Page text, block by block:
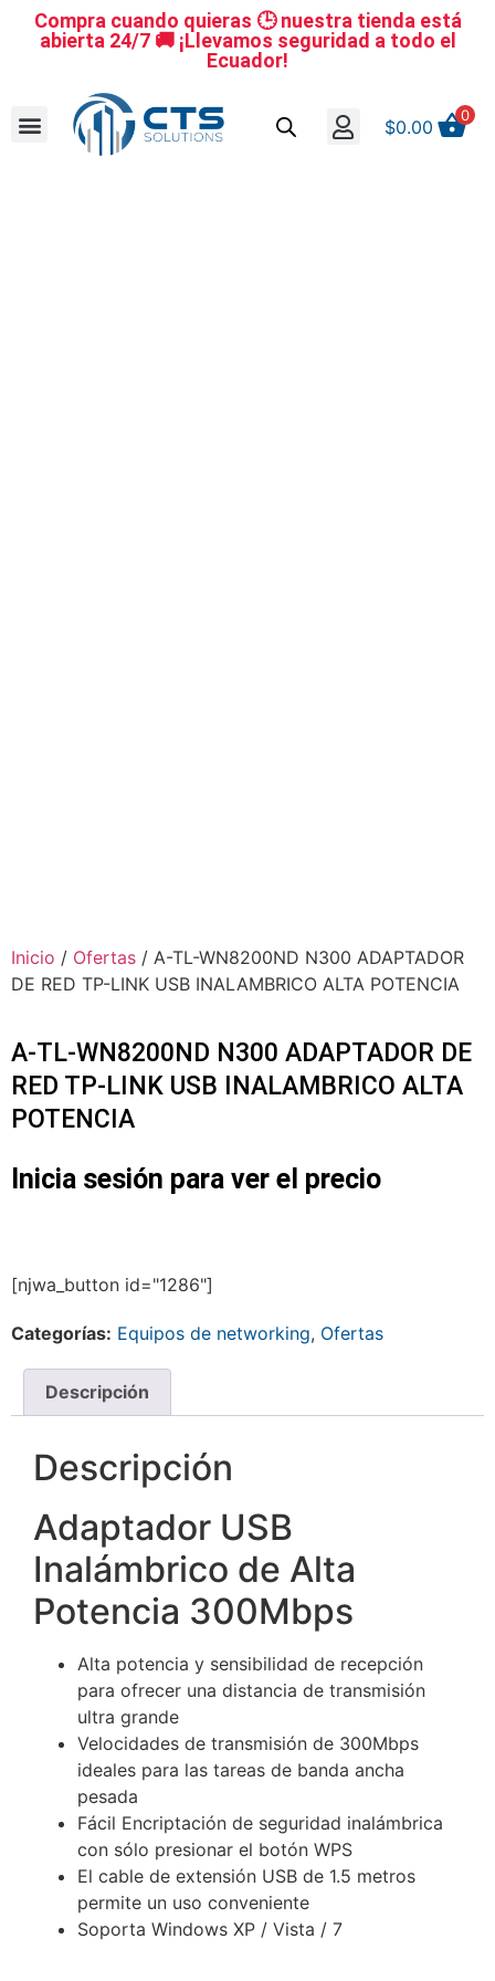
Compra cuando quieras 🕒 nuestra tienda está
abierta 24/7 🚚 ¡Llevamos seguridad a todo el
Ecuador!
$0.00
0
Inicio / Ofertas / A-TL-WN8200ND N300 ADAPTADOR
DE RED TP-LINK USB INALAMBRICO ALTA POTENCIA
A-TL-WN8200ND N300 ADAPTADOR DE
RED TP-LINK USB INALAMBRICO ALTA
POTENCIA
Inicia sesión para ver el precio
[njwa_button id="1286"]
Categorías: Equipos de networking, Ofertas
Descripción
Descripción
Adaptador USB
Inalámbrico de Alta
Potencia 300Mbps
Alta potencia y sensibilidad de recepción
para ofrecer una distancia de transmisión
ultra grande
Velocidades de transmisión de 300Mbps
ideales para las tareas de banda ancha
pesada
Fácil Encriptación de seguridad inalámbrica
con sólo presionar el botón WPS
El cable de extensión USB de 1.5 metros
permite un uso conveniente
Soporta Windows XP / Vista / 7